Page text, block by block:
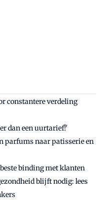
constantere verdeling
dan een uurtarief!'
parfums naar patisserie en
binding met klanten
blijft nodig: lees